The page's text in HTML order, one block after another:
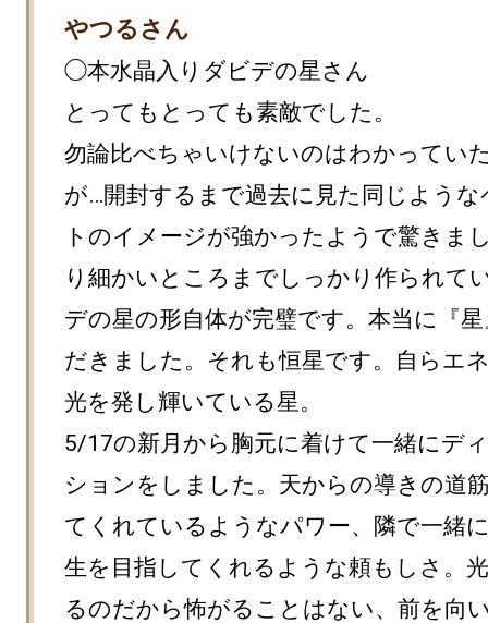
やつるさん
◯本水晶入りダビデの星さん
とってもとっても素敵でした。
勿論比べちゃいけないのはわかってい
が…開封するまで過去に見た同じような
トのイメージが強かったようで驚きま
り細かいところまでしっかり作られて
デの星の形自体が完璧です。本当に『
だきました。それも恒星です。自らエ
光を発し輝いている星。
5/17の新月から胸元に着けて一緒にデ
ションをしました。天からの導きの道
てくれているようなパワー、隣で一緒
生を目指してくれるような頼もしさ。
るのだから怖がることはない、前を向